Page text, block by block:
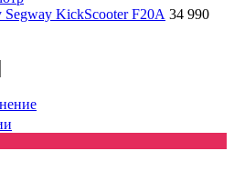
Segway KickScooter F20А 34 990